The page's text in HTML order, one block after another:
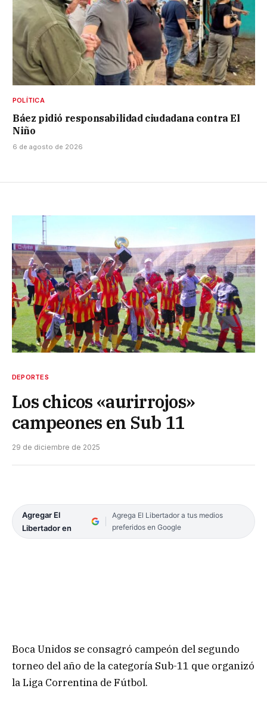
POLÍTICA
Báez pidió responsabilidad ciudadana contra El
Niño
6 de agosto de 2026
DEPORTES
Los chicos «aurirrojos»
campeones en Sub 11
29 de diciembre de 2025
Agregar El
Libertador en
Agrega El Libertador a tus medios
preferidos en Google
Boca Unidos se consagró campeón del segundo
torneo del año de la categoría Sub-11 que organizó
la Liga Correntina de Fútbol.